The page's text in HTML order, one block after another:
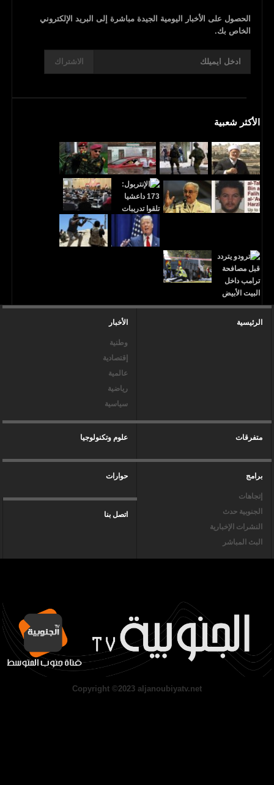
الحصول على الأخبار اليومية الجيدة مباشرة إلى البريد الإلكتروني
الخاص بك.
الاشتراك
الأكثر شعبية
الرئيسية الأخبار
وطنية
إقتصادية
عالمية
رياضية
سياسية
متفرقات علوم وتكنولوجيا
برامج
إتجاهات
الجنوبية حدث
النشرات الإخبارية
البث المباشر
حوارات
اتصل بنا
Copyright ©2023 aljanoubiyatv.net